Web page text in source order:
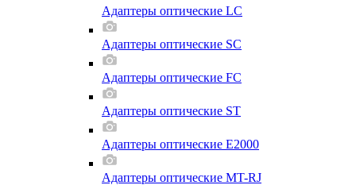
Адаптеры оптические LC
Адаптеры оптические SC
Адаптеры оптические FC
Адаптеры оптические ST
Адаптеры оптические E2000
Адаптеры оптические MT-RJ